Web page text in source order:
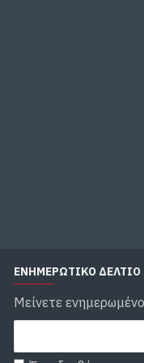
ΕΝΗΜΕΡΩΤΙΚΌ ΔΕΛΤΙΟ
Μείνετε